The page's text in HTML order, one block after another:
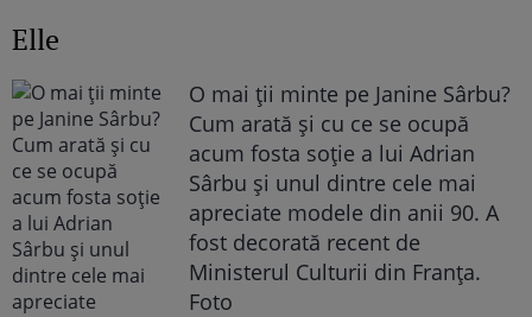
Elle
O mai ții minte pe Janine Sârbu?
Cum arată și cu ce se ocupă
acum fosta soție a lui Adrian
Sârbu și unul dintre cele mai
apreciate modele din anii 90. A
fost decorată recent de
Ministerul Culturii din Franța.
Foto